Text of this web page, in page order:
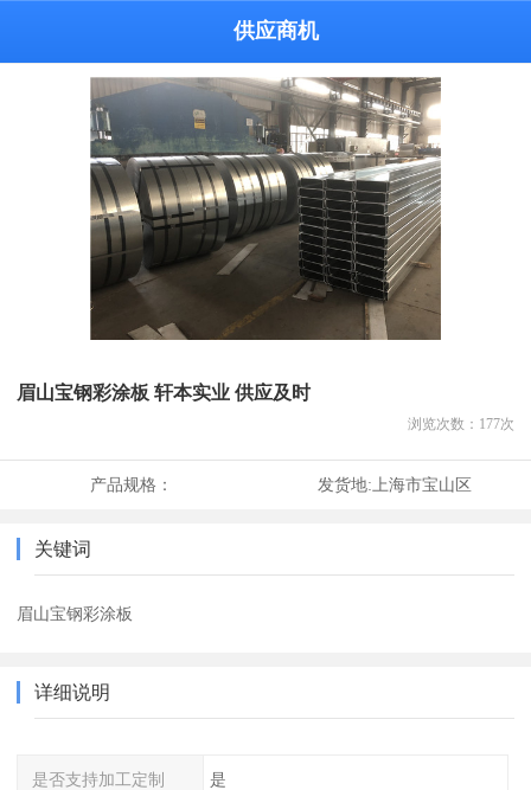
供应商机
眉山宝钢彩涂板 轩本实业 供应及时
浏览次数： 177次
产品规格： 发货地:上海市宝山区
关键词
眉山宝钢彩涂板
详细说明
是否支持加工定制 是